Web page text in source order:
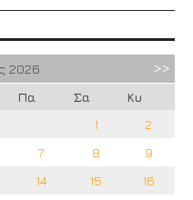
2026
Πα Σα
Κυ
1
2
7 8
9
14 15
16